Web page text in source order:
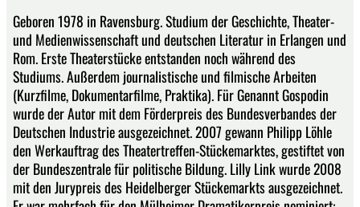
Geboren 1978 in Ravensburg. Studium der Geschichte, Theater-
und Medienwissenschaft und deutschen Literatur in Erlangen und
Rom. Erste Theaterstücke entstanden noch während des
Studiums. Außerdem journalistische und filmische Arbeiten
(Kurzfilme, Dokumentarfilme, Praktika). Für Genannt Gospodin
wurde der Autor mit dem Förderpreis des Bundesverbandes der
Deutschen Industrie ausgezeichnet. 2007 gewann Philipp Löhle
den Werkauftrag des Theatertreffen-Stückemarktes, gestiftet von
der Bundeszentrale für politische Bildung. Lilly Link wurde 2008
mit den Jurypreis des Heidelberger Stückemarkts ausgezeichnet.